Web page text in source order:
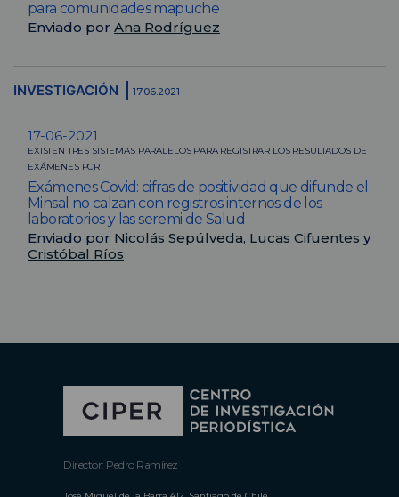
para comunidades mapuche
Enviado por Ana Rodríguez
INVESTIGACIÓN 17.06.2021
17-06-2021
EXISTEN TRES SISTEMAS PARALELOS PARA REGISTRAR LOS RESULTADOS DE
EXÁMENES PCR
Exámenes Covid: cifras de positividad que difunde el
Minsal no calzan con registros internos de los
laboratorios y las seremi de Salud
Enviado por Nicolás Sepúlveda, Lucas Cifuentes y
Cristóbal Ríos
Director: Pedro Ramírez